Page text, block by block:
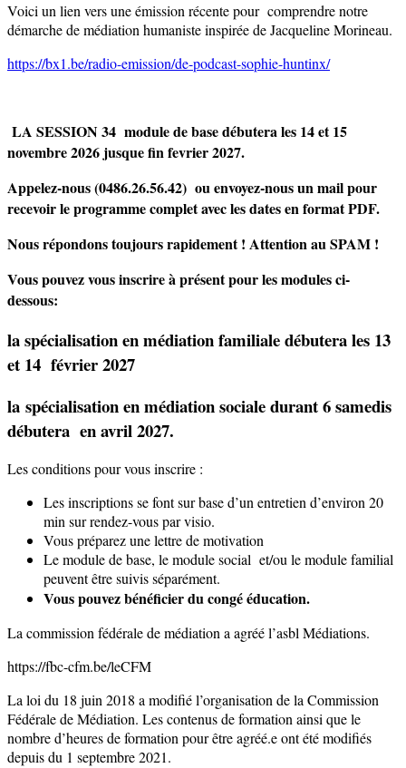
Voici un lien vers une émission récente pour comprendre notre
démarche de médiation humaniste inspirée de Jacqueline Morineau.
https://bx1.be/radio-emission/de-podcast-sophie-huntinx/
LA SESSION 34 module de base débutera les 14 et 15
novembre 2026 jusque fin fevrier 2027.
Appelez-nous (0486.26.56.42) ou envoyez-nous un mail pour
recevoir le programme complet avec les dates en format PDF.
Nous répondons toujours rapidement ! Attention au SPAM !
Vous pouvez vous inscrire à présent pour les modules ci-
dessous:
la spécialisation en médiation familialedébutera les 13
et 14 février 2027
la spécialisation en médiation socialedurant6 samedis
débutera en avril 2027.
Les conditions pour vous inscrire :
Les inscriptions se font sur base d’un entretien d’environ 20
min sur rendez-vous par visio.
Vous préparez une lettre de motivation
Le module de base, le module social et/ou le module familial
peuvent être suivis séparément.
Vous pouvez bénéficier du congé éducation.
La commission fédérale de médiation a agréé l’asbl Médiations.
https://fbc-cfm.be/leCFM
La loi du 18 juin 2018 a modifié l’organisation de la Commission
Fédérale de Médiation. Les contenus de formation ainsi que le
nombre d’heures de formation pour être agréé.e ont été modifiés
depuis du 1 septembre 2021.